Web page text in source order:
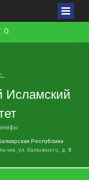
О.
В
Исламский
Республика
ул. Калюжного, д. 8